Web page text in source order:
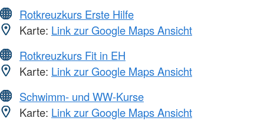
Rotkreuzkurs Erste Hilfe
Karte: Link zur Google Maps Ansicht
Rotkreuzkurs Fit in EH
Karte: Link zur Google Maps Ansicht
Schwimm- und WW-Kurse
Karte: Link zur Google Maps Ansicht